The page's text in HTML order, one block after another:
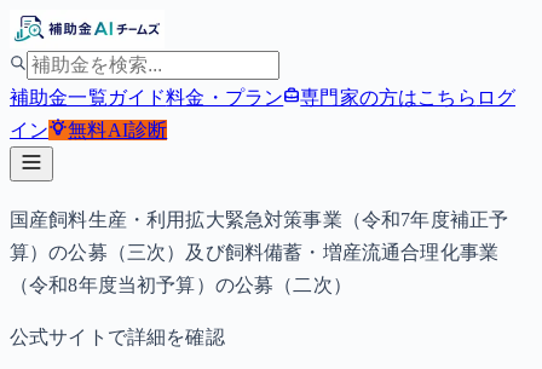
補助金一覧ガイド料金・プラン 専門家の方はこちら ログ
イン
無料AI診断
国産飼料生産・利用拡大緊急対策事業（令和7年度補正予
算）の公募（三次）及び飼料備蓄・増産流通合理化事業
（令和8年度当初予算）の公募（二次）
公式サイトで詳細を確認